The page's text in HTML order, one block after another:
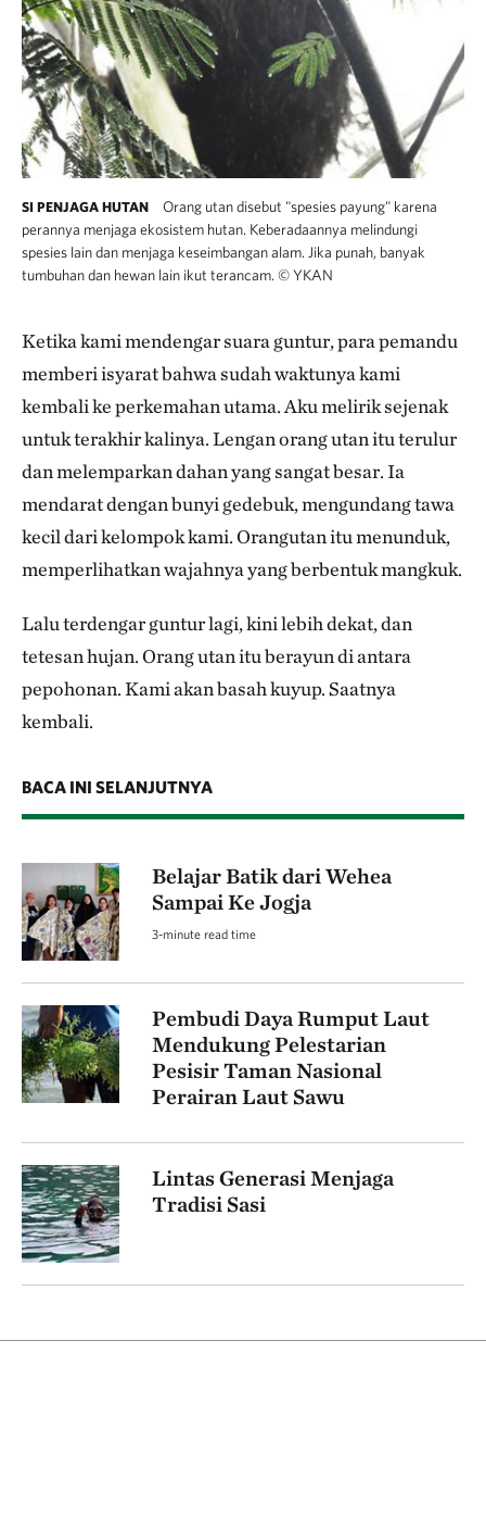
SI PENJAGA HUTAN
Orang utan disebut "spesies payung" karena
perannya menjaga ekosistem hutan. Keberadaannya melindungi
spesies lain dan menjaga keseimbangan alam. Jika punah, banyak
tumbuhan dan hewan lain ikut terancam. ©YKAN
Ketika kami mendengar suara guntur, para pemandu
memberi isyarat bahwa sudah waktunya kami
kembali ke perkemahan utama. Aku melirik sejenak
untuk terakhir kalinya. Lengan orang utan itu terulur
dan melemparkan dahan yang sangat besar. Ia
mendarat dengan bunyi gedebuk, mengundang tawa
kecil dari kelompok kami. Orangutan itu menunduk,
memperlihatkan wajahnya yang berbentuk mangkuk.
Lalu terdengar guntur lagi, kini lebih dekat, dan
tetesan hujan. Orang utan itu berayun di antara
pepohonan. Kami akan basah kuyup. Saatnya
kembali.
BACA INI SELANJUTNYA
Belajar Batik dari Wehea
Sampai Ke Jogja
3-minute read time
Pembudi Daya Rumput Laut
Mendukung Pelestarian
Pesisir Taman Nasional
Perairan Laut Sawu
Lintas Generasi Menjaga
Tradisi Sasi